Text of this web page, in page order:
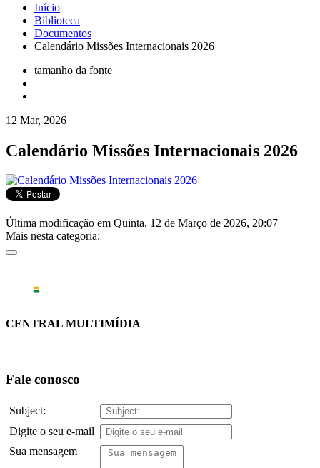
Início
Biblioteca
Documentos
Calendário Missões Internacionais 2026
tamanho da fonte
12 Mar, 2026
Calendário Missões Internacionais 2026
Última modificação em Quinta, 12 de Março de 2026, 20:07
Mais nesta categoria:
CENTRAL MULTIMÍDIA
Fale conosco
Subject:
Digite o seu e-mail
Sua mensagem